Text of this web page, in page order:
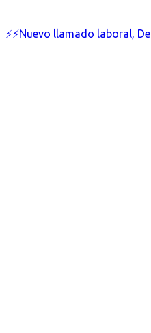
⚡⚡Nuevo llamado laboral,